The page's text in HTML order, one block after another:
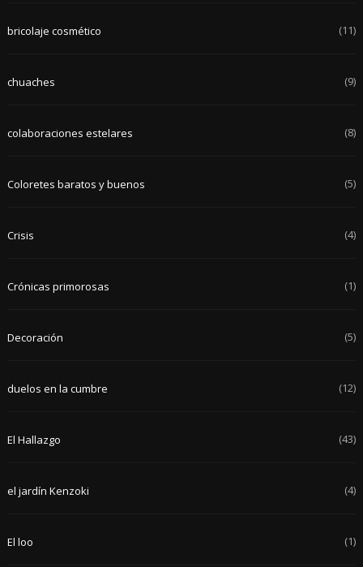
bricolaje cosmético (11)
chuaches (9)
colaboraciones estelares (8)
Coloretes baratos y buenos (5)
Crisis (4)
Crónicas primorosas (1)
Decoración (5)
duelos en la cumbre (12)
El Hallazgo (43)
el jardín Kenzoki (4)
El loo (1)